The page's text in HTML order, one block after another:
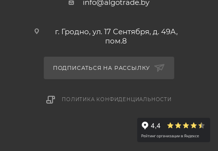
info@algotrade.by
г. Гродно, ул. 17 Сентября, д. 49А,
пом.8
ПОДПИСАТЬСЯ НА РАССЫЛКУ
ПОЛИТИКА КОНФИДЕНЦИАЛЬНОСТИ